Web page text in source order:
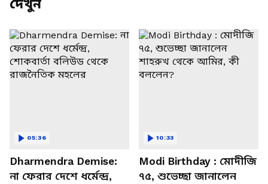
দেখুন
Dharmendra Demise:
না ফেরার দেশে ধর্মেন্দ্র,
05:36
Modi Birthday : মোদীজি
৭৫, শুভেচ্ছা জানালেন
10:33